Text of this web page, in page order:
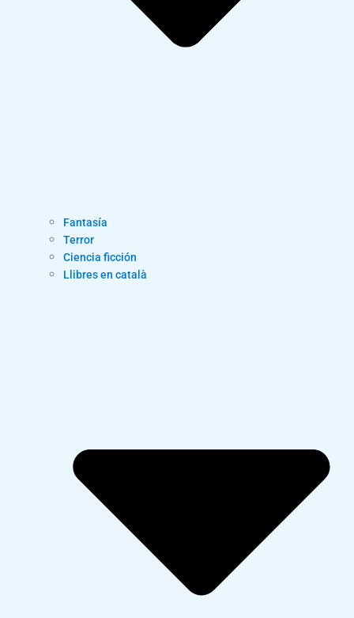
Fantasía
Terror
Ciencia ficción
Llibres en català